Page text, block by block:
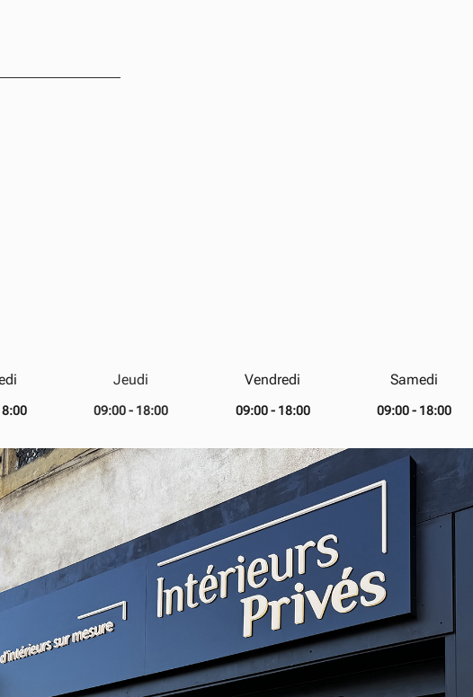
Jeudi
09:00 - 18:00
Vendredi
09:00 - 18:00
Samedi
09:00 - 18:00